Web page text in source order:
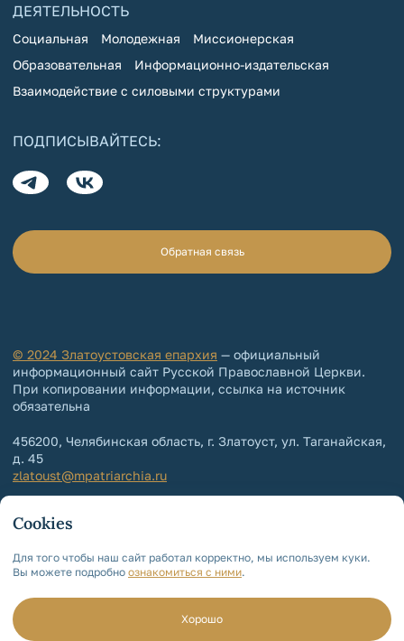
ДЕЯТЕЛЬНОСТЬ
Социальная Молодежная
Миссионерская
Образовательная
Информационно-издательская
Взаимодействие с силовыми структурами
ПОДПИСЫВАЙТЕСЬ:
Обратная связь
© 2024 Златоустовская епархия — официальный
информационный сайт Русской Православной Церкви.
При копировании информации, ссылка на источник
обязательна
456200, Челябинская область, г. Златоуст, ул. Таганайская,
д. 45
zlatoust@mpatriarchia.ru
+7 (3513) 64-64-64
Политика обработки и защиты
персональных данных
Мы используем cookie!
Для чего?
Cookies
Для того чтобы наш сайт работал корректно, мы используем куки.
Вы можете подробно ознакомиться с ними.
Хорошо